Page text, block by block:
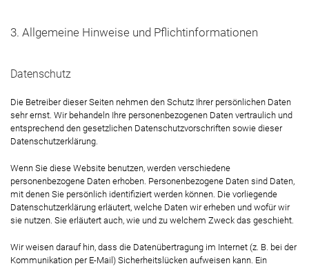
3. Allgemeine Hinweise und Pflicht­informationen
Datenschutz
Die Betreiber dieser Seiten nehmen den Schutz Ihrer persönlichen Daten
sehr ernst. Wir behandeln Ihre personenbezogenen Daten vertraulich und
entsprechend den gesetzlichen Datenschutzvorschriften sowie dieser
Datenschutzerklärung.
Wenn Sie diese Website benutzen, werden verschiedene
personenbezogene Daten erhoben. Personenbezogene Daten sind Daten,
mit denen Sie persönlich identifiziert werden können. Die vorliegende
Datenschutzerklärung erläutert, welche Daten wir erheben und wofür wir
sie nutzen. Sie erläutert auch, wie und zu welchem Zweck das geschieht.
Wir weisen darauf hin, dass die Datenübertragung im Internet (z. B. bei der
Kommunikation per E-Mail) Sicherheitslücken aufweisen kann. Ein